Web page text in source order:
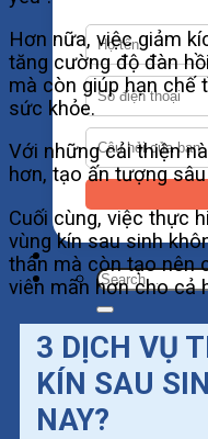
Hơn nữa, việc giảm
tăng cường độ đàn
mà còn giúp hạn chế
sức khỏe.
Với những cải thiện
hơn, tạo ấn tượng
Cuối cùng, việc thực
vùng kín sau sinh
thân mà còn tạo nên
viên mãn hơn cho cả
3 DỊCH VỤ
KÍN SAU
NAY?